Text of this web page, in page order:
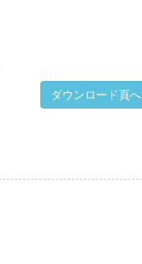
ダウンロード頁へ